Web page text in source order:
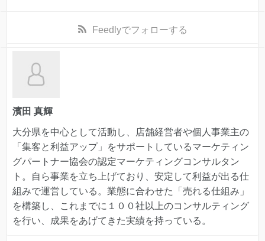
Feedlyでフォローする
濱田 真輝
大分県を中心として活動し、店舗経営者や個人事業主の
「集客と利益アップ」をサポートしているマーケティン
グパートナー協会の認定マーケティングコンサルタン
ト。自ら事業を立ち上げており、安定して利益が出る仕
組みで運営している。業態に合わせた「売れる仕組み」
を構築し、これまでに１００社以上のコンサルティング
を行い、成果をあげてきた実績を持っている。